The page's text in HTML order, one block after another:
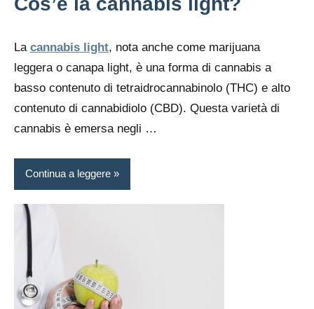
La cannabis light, nota anche come marijuana
leggera o canapa light, è una forma di cannabis a
basso contenuto di tetraidrocannabinolo (THC) e alto
contenuto di cannabidiolo (CBD). Questa varietà di
cannabis è emersa negli …
Continua a leggere